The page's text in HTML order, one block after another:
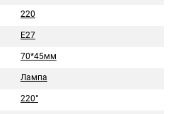
220
E27
70*45мм
Лампа
220°